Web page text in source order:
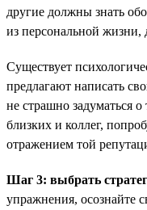
другие должны знать
из персональной жизни,
Существует
предлагают написать
не страшно задуматься о
близких и коллег,
отражением той
Шаг 3: выбрать
упражнения, осознайте